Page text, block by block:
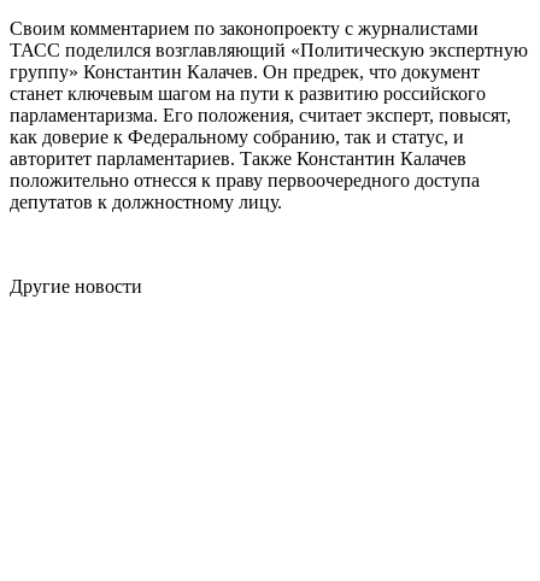
Своим комментарием по законопроекту с журналистами
ТАСС поделился возглавляющий «Политическую экспертную
группу» Константин Калачев. Он предрек, что документ
станет ключевым шагом на пути к развитию российского
парламентаризма. Его положения, считает эксперт, повысят,
как доверие к Федеральному собранию, так и статус, и
авторитет парламентариев. Также Константин Калачев
положительно отнесся к праву первоочередного доступа
депутатов к должностному лицу.
Другие новости